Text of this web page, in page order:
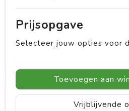
Prijsopgave
Selecteer jouw opties voor
Toevoegen aan
Vrijblijvende